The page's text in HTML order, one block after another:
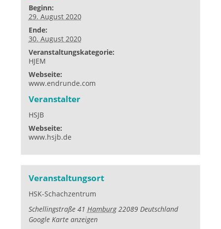
Beginn:
29. August 2020
Ende:
30. August 2020
Veranstaltungskategorie:
HJEM
Webseite:
www.endrunde.com
Veranstalter
HSJB
Webseite:
www.hsjb.de
Veranstaltungsort
HSK-Schachzentrum
Schellingstraße 41 Hamburg 22089 Deutschland
Google Karte anzeigen